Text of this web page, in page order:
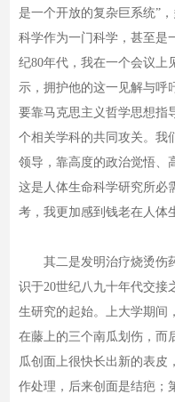
是一个开放的复杂巨系统”
科学作为一门科学，甚至是
纪80年代，我在一个会议上
示，拥护他的这一见解与呼
要靠马克思主义哲学思想指
个相关学科的共同攻关。我
领导，靠高度的政治觉悟、
这是人体生命科学研究所必
考，我更加感到钱老在人体
其二是发明治疗烧烫伤药
识于20世纪八九十年代交接
生研究的起始。上大学期间
在藤上的三个南瓜划伤，而
瓜创面上很快长出新的表皮
作处理，后来创面是结疤；